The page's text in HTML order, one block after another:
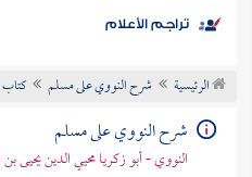
موضوعي
تراجم الأعلام
الرئيسية شرح النووي على مسلم كتاب
شرح النووي على مسلم
النووي - أبو زكريا محيي الدين يحيى